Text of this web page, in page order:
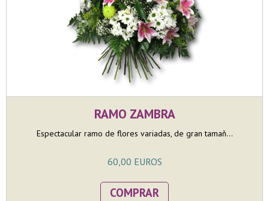
RAMO ZAMBRA
Espectacular ramo de flores variadas, de gran tamañ...
60,00 EUROS
COMPRAR